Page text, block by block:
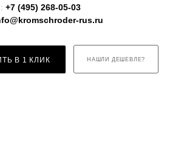
+7 (495) 268-05-03
rus.ru
В 1 КЛИК НАШЛИ ДЕШЕВЛЕ?